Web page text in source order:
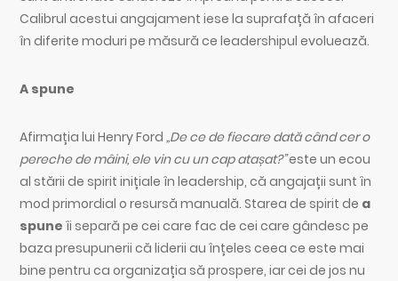
Calibrul acestui angajament iese la suprafață în afaceri
în diferite moduri pe măsură ce leadershipul evoluează.
A spune
Afirmația lui Henry Ford„De ce de fiecare dată când cer o
pereche de mâini, ele vin cu un cap atașat?”este un ecou
al stării de spirit inițiale în leadership, că angajații sunt în
mod primordial o resursă manuală. Starea de spirit de a
spune îi separă pe cei care fac de cei care gândesc pe
baza presupunerii că liderii au înțeles ceea ce este mai
bine pentru ca organizația să prospere, iar cei de jos nu